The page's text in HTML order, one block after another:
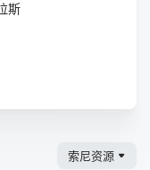
斯
索尼资源